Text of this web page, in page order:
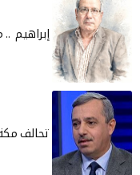
إبراهيم
تحالف